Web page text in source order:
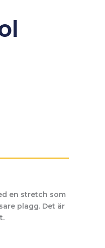
en stretch som
plagg. Det är